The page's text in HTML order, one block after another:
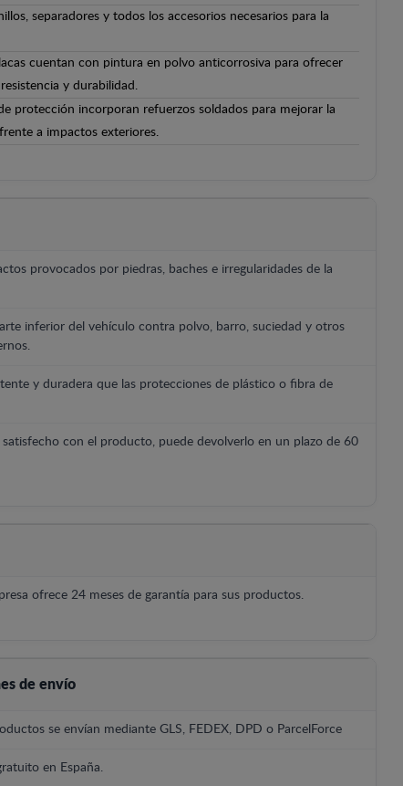
separadores y todos los accesorios necesarios para la
cuentan con pintura en polvo anticorrosiva para ofrecer
y durabilidad.
protección incorporan refuerzos soldados para mejorar la
a impactos exteriores.
provocados por piedras, baches e irregularidades de la
inferior del vehículo contra polvo, barro, suciedad y otros
y duradera que las protecciones de plástico o fibra de
satisfecho con el producto, puede devolverlo en un plazo de 60
ofrece 24 meses de garantía para sus productos.
de envío
se envían mediante GLS, FEDEX, DPD o ParcelForce
en España.